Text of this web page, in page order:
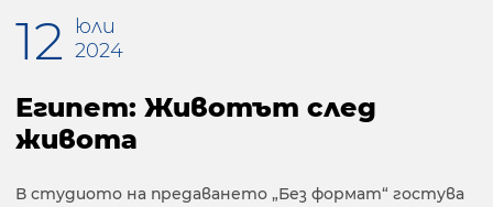
12
юли
2024
Египет: Животът след
живота
В студиото на предаването „Без формат“ гостува